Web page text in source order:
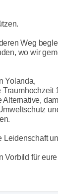
Weg
wo wir
Yolanda,
für